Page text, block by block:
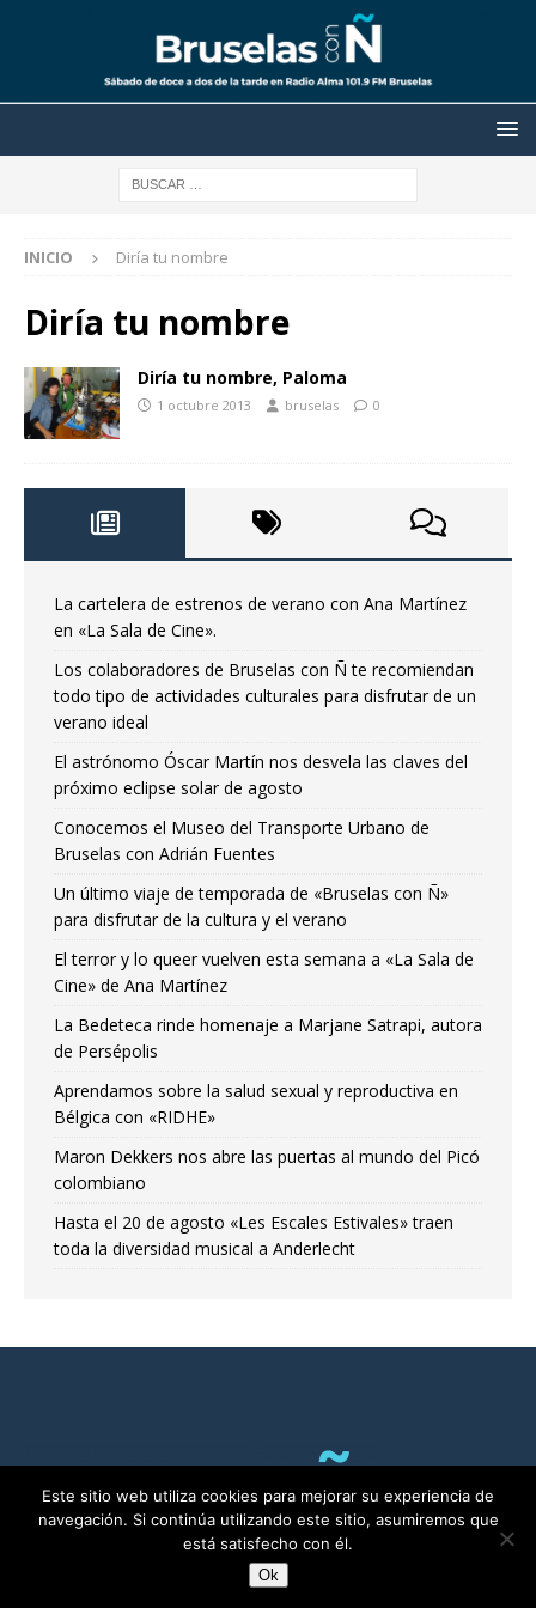
INICIO Diría tu nombre
Diría tu nombre
Diría tu nombre, Paloma
1 octubre 2013 bruselas 0
La cartelera de estrenos de verano con Ana Martínez
en «La Sala de Cine».
Los colaboradores de Bruselas con Ñ te recomiendan
todo tipo de actividades culturales para disfrutar de un
verano ideal
El astrónomo Óscar Martín nos desvela las claves del
próximo eclipse solar de agosto
Conocemos el Museo del Transporte Urbano de
Bruselas con Adrián Fuentes
Un último viaje de temporada de «Bruselas con Ñ»
para disfrutar de la cultura y el verano
El terror y lo queer vuelven esta semana a «La Sala de
Cine» de Ana Martínez
La Bedeteca rinde homenaje a Marjane Satrapi, autora
de Persépolis
Aprendamos sobre la salud sexual y reproductiva en
Bélgica con «RIDHE»
Maron Dekkers nos abre las puertas al mundo del Picó
colombiano
Hasta el 20 de agosto «Les Escales Estivales» traen
toda la diversidad musical a Anderlecht
RADIO ALMA©2011-2025 | Bruselas con Ñ por ALMA asbl
Este sitio web utiliza cookies para mejorar su experiencia de
navegación. Si continúa utilizando este sitio, asumiremos que
está satisfecho con él.
Ok